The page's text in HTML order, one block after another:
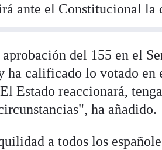
ante el Constitucional la
del 155 en el
ha calificado lo votado en
Estado reaccionará,
ha añadido.
a todos los